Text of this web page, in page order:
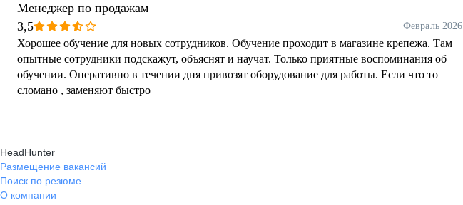
Менеджер по продажам
3,5
Февраль 2026
Хорошее обучение для новых сотрудников. Обучение проходит в магазине крепежа. Там
опытные сотрудники подскажут, объяснят и научат. Только приятные воспоминания об
обучении. Оперативно в течении дня привозят оборудование для работы. Если что то
сломано , заменяют быстро
HeadHunter
Размещение вакансий
Поиск по резюме
О компании